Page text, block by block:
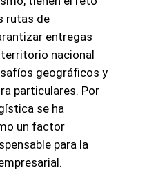
rutas de
entregas
nacional
geográficos y
particulares. Por
se ha
un factor
para la